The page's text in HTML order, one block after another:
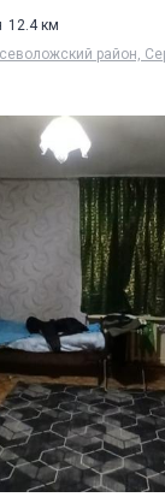
12.4 км
район,